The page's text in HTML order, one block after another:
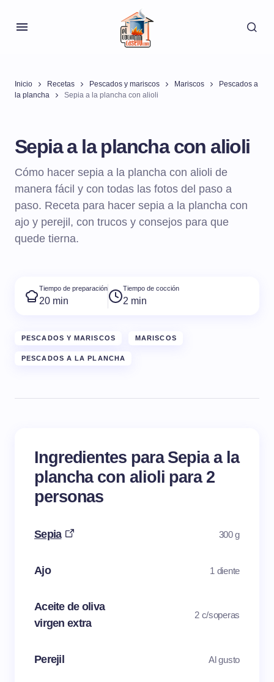
Inicio Recetas Pescados y mariscos Mariscos
Pescados a
la plancha
Sepia a la plancha con alioli
Sepia a la plancha con alioli
Cómo hacer sepia a la plancha con alioli de
manera fácil y con todas las fotos del paso a
paso. Receta para hacer sepia a la plancha con
ajo y perejil, con trucos y consejos para que
quede tierna.
Tiempo de preparación
20 min
Tiempo de cocción
2 min
PESCADOS Y MARISCOS MARISCOS
PESCADOS A LA PLANCHA
Ingredientes para Sepia a la
plancha con alioli para 2
personas
Sepia 300 g
Ajo 1 diente
Aceite de oliva
virgen extra
2 c/soperas
Perejil Al gusto